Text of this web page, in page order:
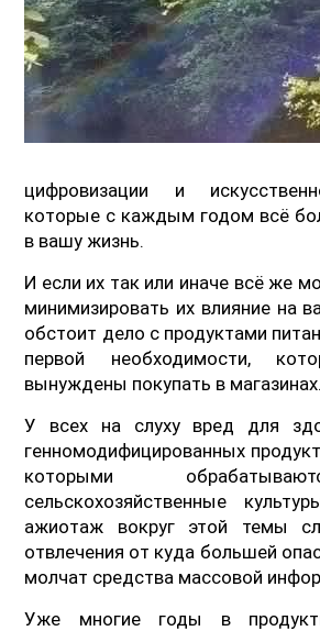
цифровизации и
которые с каждым годом всё
в вашу жизнь.
И если их так или иначе всё же
минимизировать их влияние на
обстоит дело с продуктами
первой необходимости,
вынуждены покупать в магазинах.
У всех на слуху вред для
генномодифицированных
которыми
сельскохозяйственные
ажиотаж вокруг этой темы
отвлечения от куда большей
молчат средства массовой
Уже многие годы в